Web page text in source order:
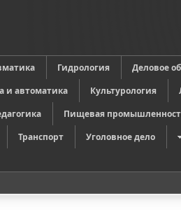
Гидрология Деловое
и автоматика Культурология
Пищевая
Транспорт Уголовное дело